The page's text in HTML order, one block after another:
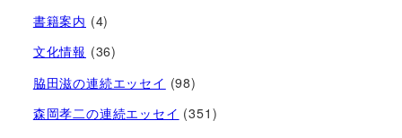
書籍案内 (4)
文化情報 (36)
脇田滋の連続エッセイ (98)
森岡孝二の連続エッセイ (351)